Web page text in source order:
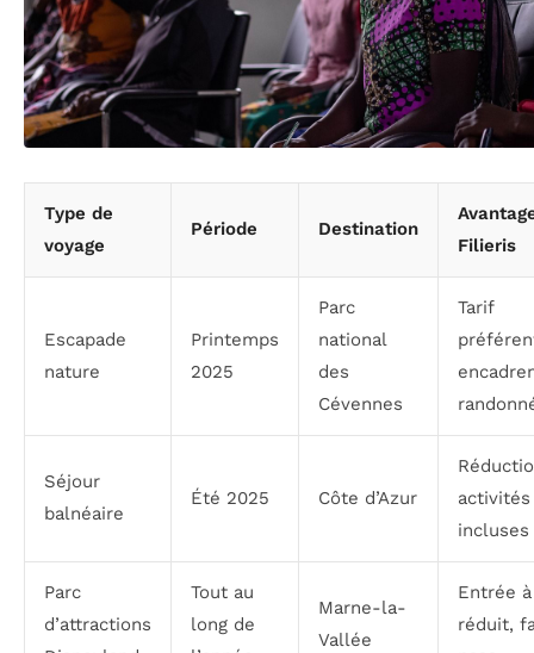
Type de
voyage
Période Destination
Filieris
Escapade
nature
Printemps
2025
Parc
national
des
Cévennes
Tarif
Séjour
balnéaire
Été 2025 Côte d’Azur
activités
incluses
Parc
d’attractions
Tout au
long de
Marne-la-
Vallée
Entrée
réduit,